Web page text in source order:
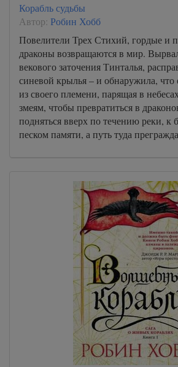
Корабль судьбы
Автор: Робин Хобб
Повелители Трех Стихий, гордые и
драконы возвращаются в мир.
векового заточения Тинталья,
синевой крылья – и обнаружила, что
из своего племени, парящая в
змеям, чтобы превратиться в
подняться вверх по течению реки, к
песком памяти, а путь туда